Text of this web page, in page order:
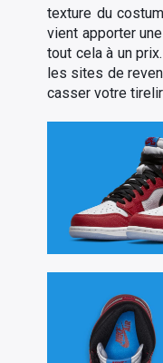
texture du
vient apporter
tout cela à un
les sites de
casser votre